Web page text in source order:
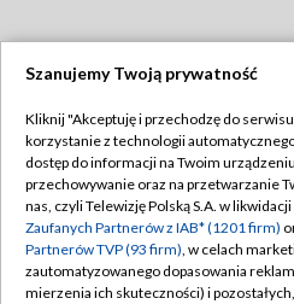
Abonament TVP
Emisja w TVP
Centrum informacji TVP
Polityka
Moje
Szanujemy Twoją prywatność
Kliknij "Akceptuję i przechodzę do
korzystanie z technologii
dostęp do informacji na Twoim
przechowywanie oraz na przetwarzanie
nas, czyli Telewizję Polską S.A. w
Zaufanych Partnerów z IAB* (1201 firm)
Partnerów TVP (93 firm), w celach
zautomatyzowanego dopasowania
mierzenia ich skuteczności) i